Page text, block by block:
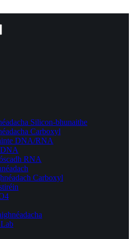
Silicon-bhunaithe
Carboxyl
DNA/RNA
RNA
Carboxyl